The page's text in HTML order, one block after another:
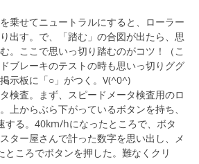
乗せてニュートラルにすると、ローラー
出す。で、「踏む」の合図が出たら、思
。ここで思いっ切り踏むのがコツ！（こ
ブレーキのテストの時も思いっ切りググ
示板に「○」がつく。V(^0^)
検査。まず、スピードメータ検査用のロ
上からぶら下がっているボタンを持ち、
る。40km/hになったところで、ボタ
ター屋さんで計った数字を思い出し、メ
ころでボタンを押した。難なくクリ